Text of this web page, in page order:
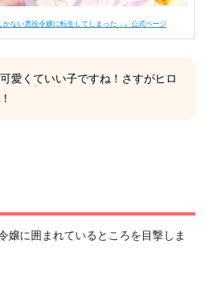
かない悪役令嬢に転生してしまった…』公式ページ
愛くていい子ですね！さすがヒロ
嬢に囲まれているところを目撃しま